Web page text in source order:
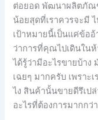
ต่อยอด พัฒนาผลิตภัณ
น้อยสุดที่เราควรจะมี
เป้าหมายนี้เป็นแค่ข้ออ้
ว่าการที่คุณไปเดินในห้
ได้รู้ว่ามีอะไรขายบ้าง
เฉยๆ มากครับ เพราะ
ไง สินค้านั้นขายดีรึเป
อะไรที่ต้องการมากกว่